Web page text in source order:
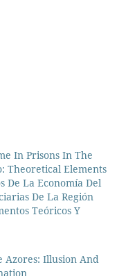
In Prisons In The
Theoretical Elements
De La Economía Del
De La Región
Teóricos Y
Azores: Illusion And